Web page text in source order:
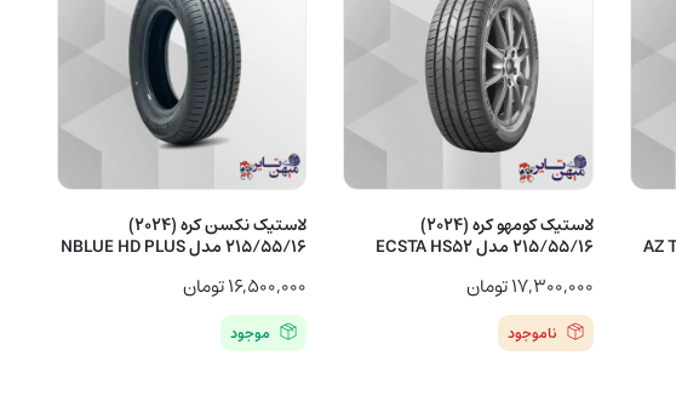
لاستیک کومهو کره (2024)
215/55/16 مدل ECSTA HS52
۱۷,۳۰۰,۰۰۰تومان
ناموجود
لاستیک نکسن کره (2024)
215/55/16 مدل NBLUE HD PLUS
۱۶,۵۰۰,۰۰۰تومان
موجود